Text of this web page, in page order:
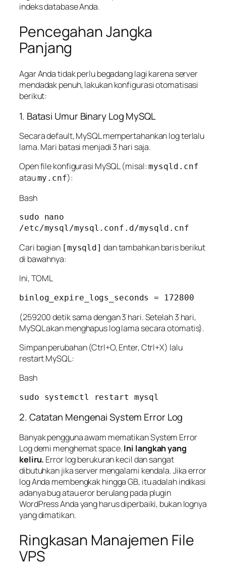
indeks database Anda.
Pencegahan Jangka
Panjang
Agar Anda tidak perlu begadang lagi karena server
mendadak penuh, lakukan konfigurasi otomatisasi
berikut:
1. Batasi Umur Binary Log MySQL
Secara default, MySQL mempertahankan log terlalu
lama. Mari batasi menjadi 3 hari saja.
Open file konfigurasi MySQL (misal:mysqld.cnf
ataumy.cnf):
Bash
sudo nano
Cari bagian [mysqld] dan tambahkan baris berikut
di bawahnya:
Ini, TOML
(259200 detik sama dengan 3 hari. Setelah 3 hari,
MySQL akan menghapus log lama secara otomatis).
Simpan perubahan (Ctrl+O, Enter, Ctrl+X) lalu
restart MySQL:
Bash
2. Catatan Mengenai System Error Log
Banyak pengguna awam mematikanSystem Error
Logdemi menghemat space.Ini langkah yang
keliru. Error log berukuran kecil dan sangat
dibutuhkan jika server mengalami kendala. Jika error
log Anda membengkak hingga GB, itu adalah indikasi
adanyabugatau eror berulang pada plugin
WordPress Anda yang harus diperbaiki, bukan lognya
yang dimatikan.
Ringkasan Manajemen File
VPS